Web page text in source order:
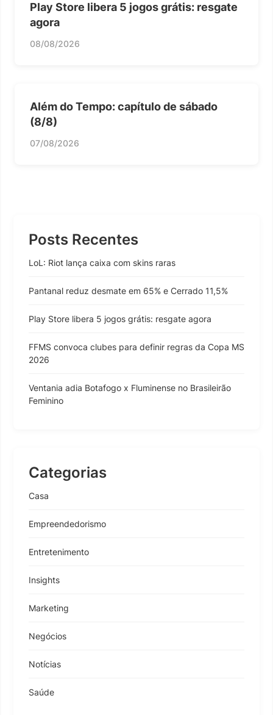
Play Store libera 5 jogos grátis: resgate
agora
08/08/2026
Além do Tempo: capítulo de sábado
(8/8)
07/08/2026
Posts Recentes
LoL: Riot lança caixa com skins raras
Pantanal reduz desmate em 65% e Cerrado 11,5%
Play Store libera 5 jogos grátis: resgate agora
FFMS convoca clubes para definir regras da Copa MS
2026
Ventania adia Botafogo x Fluminense no Brasileirão
Feminino
Categorias
Casa
Empreendedorismo
Entretenimento
Insights
Marketing
Negócios
Notícias
Saúde